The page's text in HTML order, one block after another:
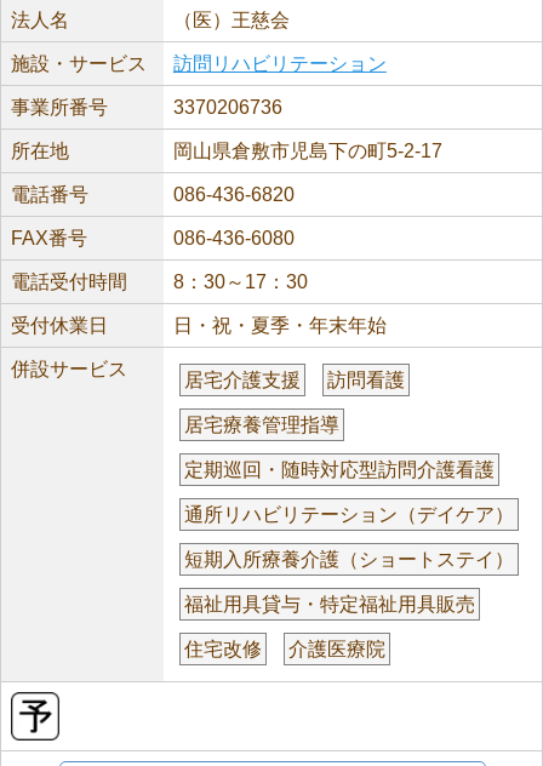
法人名 （医）王慈会
施設・サービス 訪問リハビリテーション
事業所番号 3370206736
所在地 岡山県倉敷市児島下の町5-2-17
電話番号 086-436-6820
FAX番号 086-436-6080
電話受付時間 8：30～17：30
受付休業日 日・祝・夏季・年末年始
併設サービス
居宅介護支援 訪問看護
居宅療養管理指導
定期巡回・随時対応型訪問介護看護
通所リハビリテーション（デイケア）
短期入所療養介護（ショートステイ）
福祉用具貸与・特定福祉用具販売
住宅改修 介護医療院